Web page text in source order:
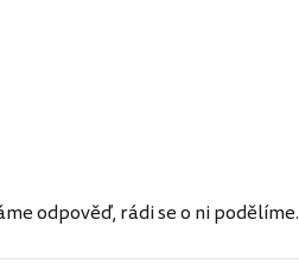
odpověď, rádi se o ni podělíme.